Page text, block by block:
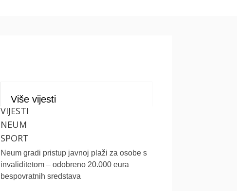
Više vijesti
VIJESTI
NEUM
SPORT
Neum gradi pristup javnoj plaži za osobe s
invaliditetom – odobreno 20.000 eura
bespovratnih sredstava